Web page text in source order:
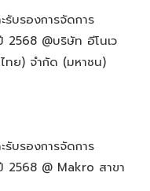
รับรองการจัดการ
2568 @บริษัท อีโนเว
ไทย) จำกัด (มหาชน)
รับรองการจัดการ
2568 @ Makro สาขา